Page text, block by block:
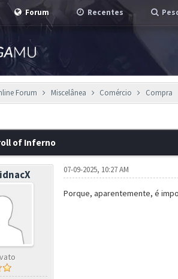
Forum Recentes
Forum Miscelânea Comércio Compra
of Inferno
07-09-2025, 10:27 AM
Porque, aparentemente, é